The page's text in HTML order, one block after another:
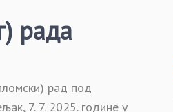
рада
рад под
7. 7. 2025. године у